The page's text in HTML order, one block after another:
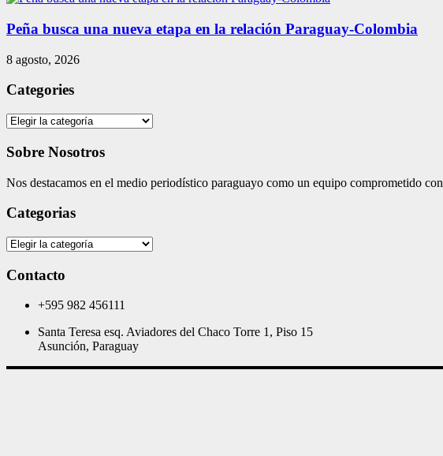
Peña busca una nueva etapa en la relación Paraguay-Colombia
8 agosto, 2026
Categories
Categories
Sobre Nosotros
Nos destacamos en el medio periodístico paraguayo como un equipo comprometido
Categorias
Categorias
Contacto
+595 982 456111
Santa Teresa esq. Aviadores del Chaco Torre 1, Piso 15
Asunción, Paraguay